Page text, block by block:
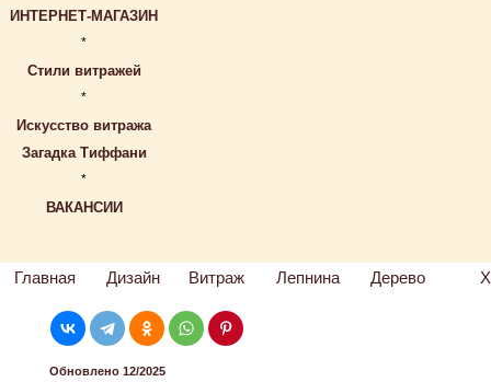
ИНТЕРНЕТ-МАГАЗИН
*
Стили витражей
*
Искусство витража
Загадка Тиффани
*
ВАКАНСИИ
Главная Дизайн Витраж Лепнина Дерево
Обновлено 12/2025